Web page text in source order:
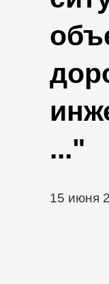
..."
15 июня